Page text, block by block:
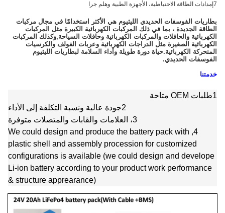
7إمدادات الطاقة الاحتياطية، الأجهزة الطبية وهلم جرا
بطاريات الفوسفات الحديدي الليثيوم هي الأكثر استخدامًا في مجال مركبات
الطاقة الجديدة ، بما في ذلك المركبات الكهربائية الكبيرة مثل المركبات
الكهربائية والحافلات والمركبات الكهربائية وحافلات السياحة,وكذلك المركبات
الكهربائية الصغيرة مثل الدراجات الكهربائية وعربات الغولف والكرسيات
المتحركة الكهربائية.حياة دورة طويلة وأداء السلامة لبطاريات الليثيوم
الفوسفات الحديدي.
خدمتنا
1طلبات OEM متاحة
2جودة عالية ونسبة التكلفة إلى الأداء
3، العلامات والقابات والمتصلات متوفرة
4, We could design and produce the battery pack with
plastic shell and assembly procession for customized
configurations is available (we could design and develope
Li-ion battery according to your product work performance
& structure apprearance)